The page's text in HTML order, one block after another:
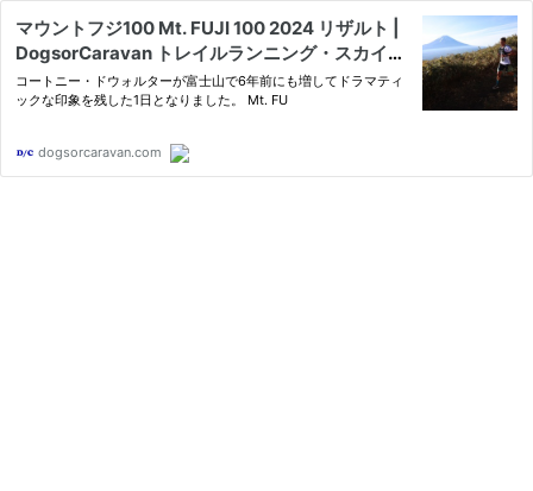
マウントフジ100 Mt. FUJI 100 2024 リザルト |
DogsorCaravan トレイルランニング・スカイラ
ンニングのオンラインメディア
コートニー・ドウォルターが富士山で6年前にも増してドラマティ
ックな印象を残した1日となりました。 Mt. FU
dogsorcaravan.com